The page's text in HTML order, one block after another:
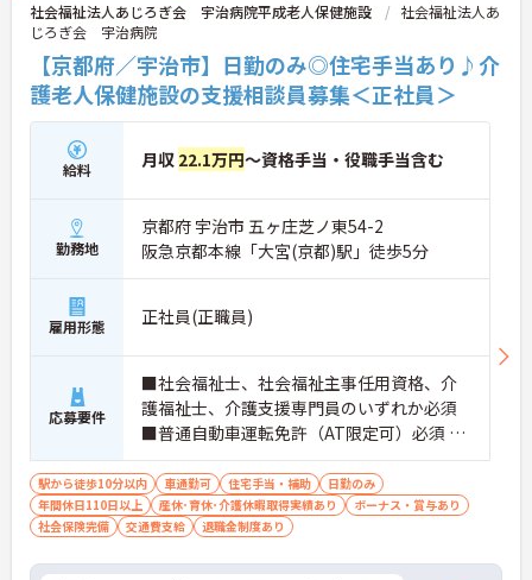
社会福祉法人あじろぎ会 宇治病院平成老人保健施設
社会福祉法人あ
じろぎ会 宇治病院
【京都府／宇治市】日勤のみ◎住宅手当あり♪介
護老人保健施設の支援相談員募集＜正社員＞
給料 月収 22.1万円～資格手当・役職手当含む
勤務地
京都府 宇治市 五ヶ庄芝ノ東54-2
阪急京都本線「大宮(京都)駅」徒歩5分
雇用形態 正社員(正職員)
応募要件
■社会福祉士、社会福祉主事任用資格、介
護福祉士、介護支援専門員のいずれか必須
■普通自動車運転免許（AT限定可）必須 ■
経験必須
駅から徒歩10分以内 車通勤可 住宅手当・補助
日勤のみ
年間休日110日以上
産休･育休･介護休暇取得実績あり
ボーナス・賞与あり
社会保険完備
交通費支給 退職金制度あり